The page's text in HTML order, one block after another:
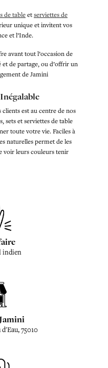
de tableetserviettes de
unique et invitent vos
et l’Inde.
avant tout l’occasion de
de partage, ou d’offrir un
de Jamini
est au centre de nos
sets et serviettes de table
toute votre vie. Faciles à
naturelles permet de les
voir leurs couleurs tenir
indien
75010